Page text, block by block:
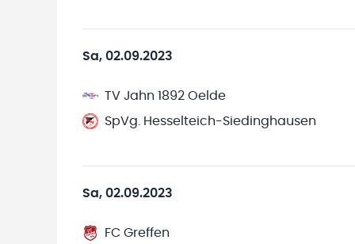
Sa, 02.09.2023
TV Jahn 1892 Oelde
SpVg. Hesselteich-Siedinghausen
Sa, 02.09.2023
FC Greffen